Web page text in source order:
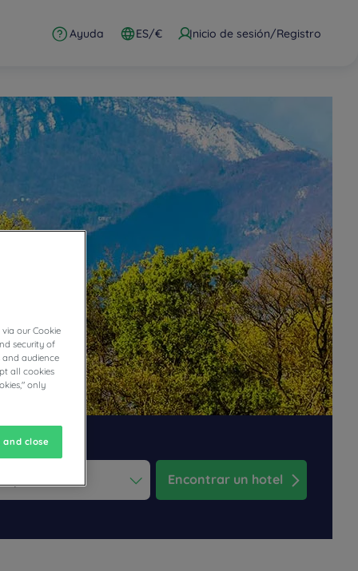
Ayuda ES/€ Inicio de sesión/Registro
Encontrar un hotel
our Cookie
security of
and audience
all cookies
only
and close